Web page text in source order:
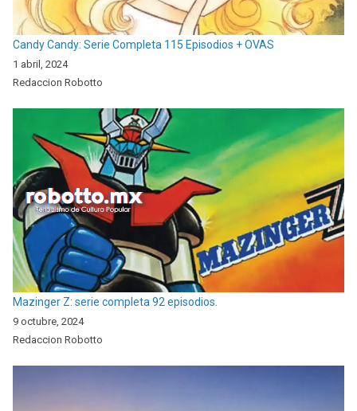
Candy Candy: Serie Completa 115 Episodios + OVAS
1 abril, 2024
Redaccion Robotto
Mazinger Z: serie completa 92 episodios.
9 octubre, 2024
Redaccion Robotto